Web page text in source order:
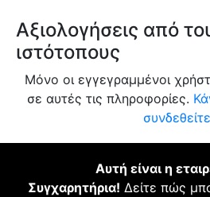
Αξιολογήσεις από
ιστότοπους
Μόνο οι εγγεγραμμένοι
σε αυτές τις πληροφορίες.
Αυτή είναι η
Συγχαρητήρια! Δείτε πώς